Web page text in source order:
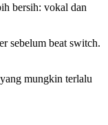
bersih: vokal dan
sebelum beat switch.
mungkin terlalu